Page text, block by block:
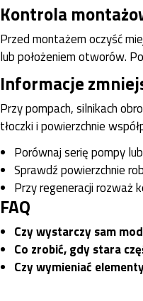
Kontrola
Przed montażem oczyść
lub położeniem otworów.
Informacje
Przy pompach, silnikach
tłoczki i powierzchnie
Porównaj serię pompy
Sprawdź powierzchnie
Przy regeneracji rozważ
FAQ
Czy wystarczy sam
Co zrobić, gdy stara
Czy wymieniać